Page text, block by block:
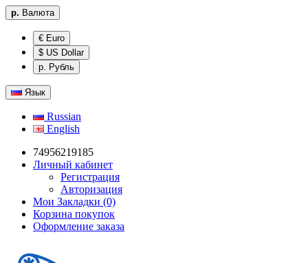
р. Валюта
€ Euro
$ US Dollar
р. Рубль
Язык
Russian
English
74956219185
Личный кабинет
Регистрация
Авторизация
Мои Закладки (0)
Корзина покупок
Оформление заказа